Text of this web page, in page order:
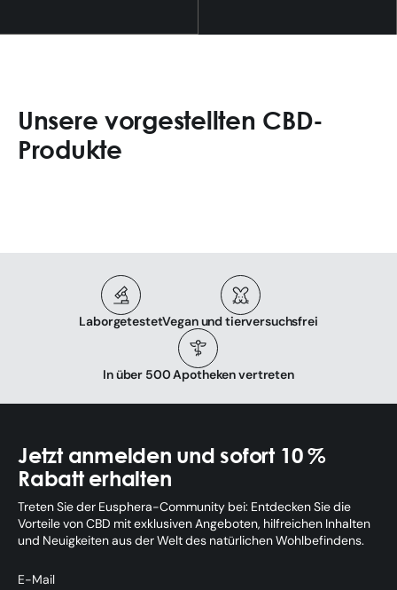
Unsere vorgestellten CBD-
Produkte
LaborgetestetVegan und tierversuchsfrei
In über 500 Apotheken vertreten
Jetzt anmelden und sofort 10 %
Rabatt erhalten
Treten Sie der Eusphera-Community bei: Entdecken Sie die
Vorteile von CBD mit exklusiven Angeboten, hilfreichen Inhalten
und Neuigkeiten aus der Welt des natürlichen Wohlbefindens.
E-Mail